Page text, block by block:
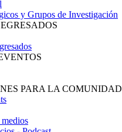
y Grupos de Investigación
PARA LA COMUNIDAD